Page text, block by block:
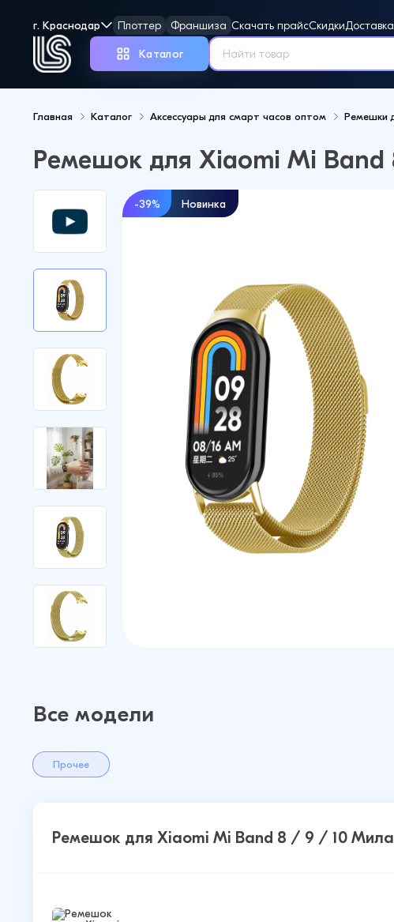
г. Краснодар Франшиза
Плоттер Скачать прайсСкидкиДоставка
Каталог
Главная Каталог Аксессуары для смарт часов оптом Ремешки
Ремешок для Xiaomi Mi
-39% Новинка
Все модели
Прочее
Ремешок для Xiaomi Mi Band 8 / 9 / 10